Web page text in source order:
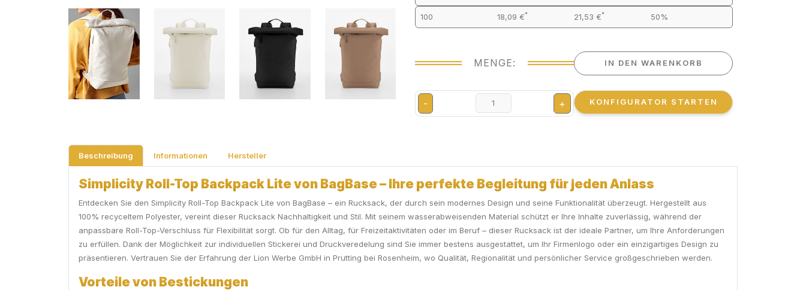
100 18,09 €* 21,53 €* 50%
MENGE:
- +
IN DEN WARENKORB
KONFIGURATOR STARTEN
Beschreibung Informationen Hersteller
Simplicity Roll-Top Backpack Lite von BagBase – Ihre perfekte Begleitung für jeden Anlass
Entdecken Sie den Simplicity Roll-Top Backpack Lite von BagBase – ein Rucksack, der durch sein modernes Design und seine Funktionalität überzeugt. Hergestellt aus
100% recyceltem Polyester, vereint dieser Rucksack Nachhaltigkeit und Stil. Mit seinem wasserabweisenden Material schützt er Ihre Inhalte zuverlässig, während der
anpassbare Roll-Top-Verschluss für Flexibilität sorgt. Ob für den Alltag, für Freizeitaktivitäten oder im Beruf – dieser Rucksack ist der ideale Partner, um Ihre Anforderungen
zu erfüllen. Dank der Möglichkeit zur individuellen Stickerei und Druckveredelung sind Sie immer bestens ausgestattet, um Ihr Firmenlogo oder ein einzigartiges Design zu
präsentieren. Vertrauen Sie der Erfahrung der Lion Werbe GmbH in Prutting bei Rosenheim, wo Qualität, Regionalität und persönlicher Service großgeschrieben werden.
Vorteile von Bestickungen